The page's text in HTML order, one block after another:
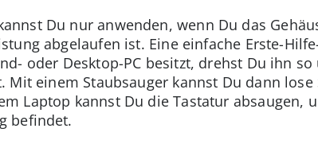
Du nur anwenden, wenn Du das
abgelaufen ist. Eine einfache Erste-
oder Desktop-PC besitzt, drehst Du ihn
Mit einem Staubsauger kannst Du dann
Laptop kannst Du die Tastatur absaugen,
befindet.